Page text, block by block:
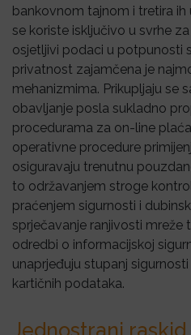
bankovnom tajnom i tretira ih
se koriste isključivo u svrhe
osjetljivi podaci u potpunosti
privatnost zajamčena je
mehanizmima. Prikupljaju se
obavljanje posla sukladno
procedurama za on-line
operativne procedure
osiguravaju trenutnu
to održavanjem stroge
praćenjem sigurnosti i
sprječavanje ranjivosti mreže
odredbi o informacijskoj
unaprjeđuju stupanj
kartičnih podataka.
Jednostrani